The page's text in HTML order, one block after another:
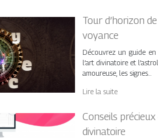
Tour d’horizon
voyance
Découvrez un guide
l’art divinatoire et
amoureuse, les signes…
Lire la suite
Conseils
divinatoire